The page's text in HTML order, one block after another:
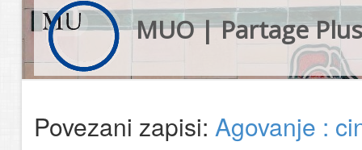
MUO | Partage Plus
Povezani zapisi: Agovanje :